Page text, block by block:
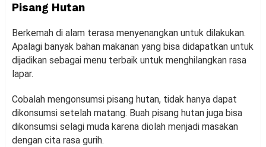
Pisang Hutan
Berkemah di alam terasa menyenangkan untuk dilakukan.
Apalagi banyak bahan makanan yang bisa didapatkan untuk
dijadikan sebagai menu terbaik untuk menghilangkan rasa
lapar.
Cobalah mengonsumsi pisang hutan, tidak hanya dapat
dikonsumsi setelah matang. Buah pisang hutan juga bisa
dikonsumsi selagi muda karena diolah menjadi masakan
dengan cita rasa gurih.